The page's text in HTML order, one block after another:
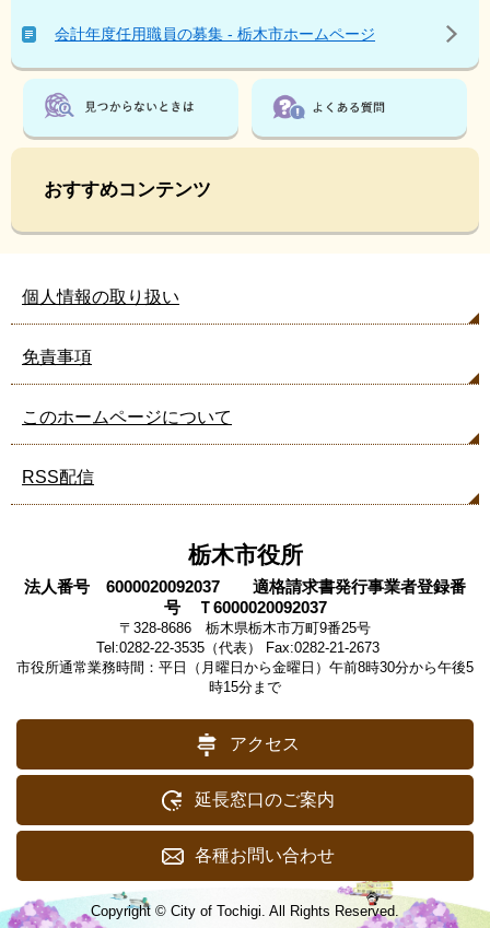
ジ
を
見
て
る
ん
ペ
ー
ジ
も
見
て
い
ま
す
会計年度任用職員の募集 - 栃木市ホームページ
おすすめコンテンツ
個人情報の取り扱い
免責事項
このホームページについて
RSS配信
栃木市役所
法人番号 6000020092037 適格請求書発行事業者登録番
号 Ｔ6000020092037
〒328-8686 栃木県栃木市万町9番25号
Tel:0282-22-3535（代表） Fax:0282-21-2673
市役所通常業務時間：平日（月曜日から金曜日）午前8時30分から午後5
時15分まで
アクセス
延長窓口のご案内
各種お問い合わせ
Copyright © City of Tochigi. All Rights Reserved.